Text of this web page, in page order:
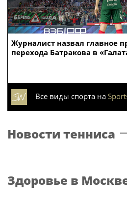
Журналист назвал главное
перехода Батракова в
Все виды спорта на
Новости тенниса
Здоровье в